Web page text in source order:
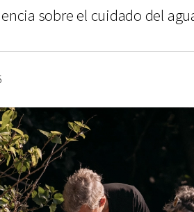
sobre el cuidado del